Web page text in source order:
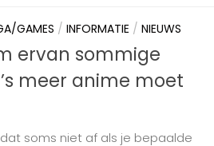
GAMES / INFORMATIE / NIEUWS
ervan sommige
meer anime moet
soms niet af als je bepaalde